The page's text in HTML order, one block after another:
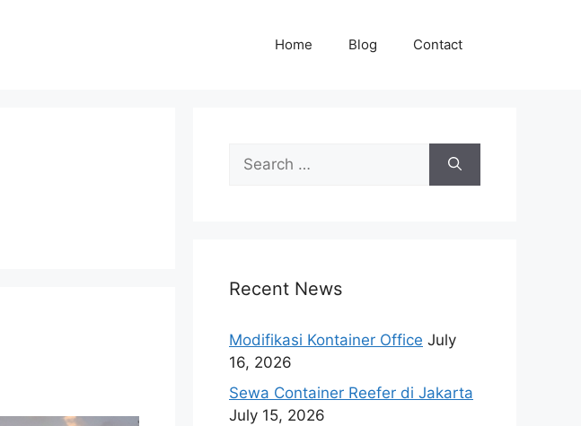
Home Blog Contact
Search
for:
Recent News
Modifikasi Kontainer Office July
16, 2026
Sewa Container Reefer di Jakarta
July 15, 2026